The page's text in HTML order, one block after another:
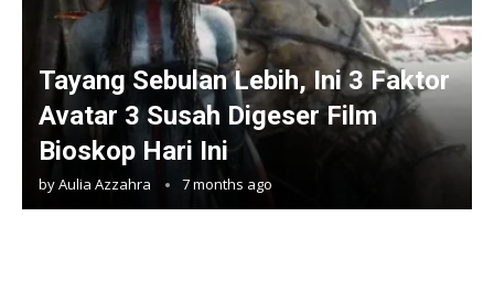
Tayang Sebulan Lebih, Ini 3 Faktor
Avatar 3 Susah Digeser Film
Bioskop Hari Ini
byAulia Azzahra 7 months ago